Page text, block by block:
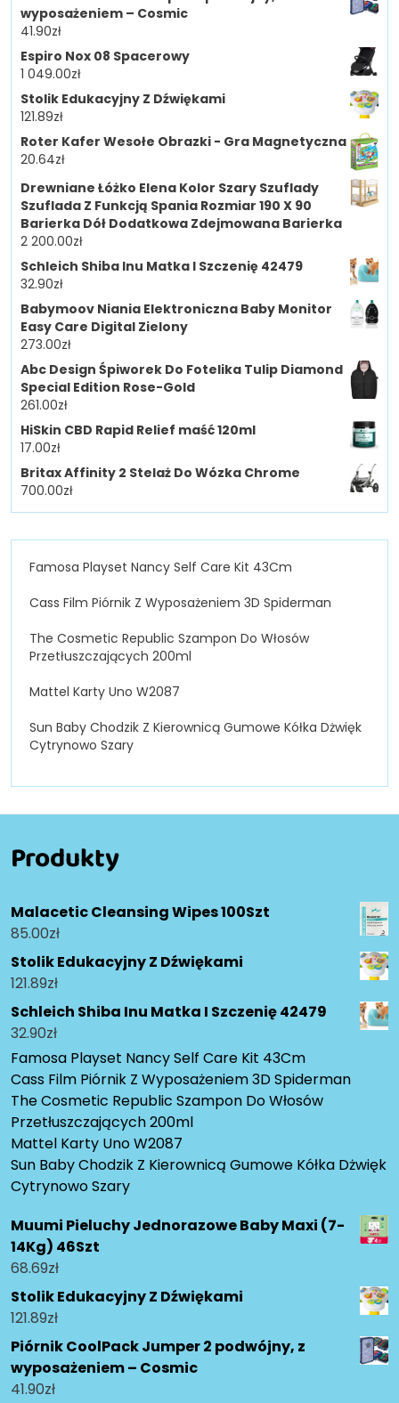
wyposażeniem – Cosmic
41.90zł
Espiro Nox 08 Spacerowy
1 049.00zł
Stolik Edukacyjny Z Dźwiękami
121.89zł
Roter Kafer Wesołe Obrazki - Gra Magnetyczna
20.64zł
Drewniane Łóżko Elena Kolor Szary Szuflady
Szuflada Z Funkcją Spania Rozmiar 190 X 90
Barierka Dół Dodatkowa Zdejmowana Barierka
2 200.00zł
Schleich Shiba Inu Matka I Szczenię 42479
32.90zł
Babymoov Niania Elektroniczna Baby Monitor
Easy Care Digital Zielony
273.00zł
Abc Design Śpiworek Do Fotelika Tulip Diamond
Special Edition Rose-Gold
261.00zł
HiSkin CBD Rapid Relief maść 120ml
17.00zł
Britax Affinity 2 Stelaż Do Wózka Chrome
700.00zł
Famosa Playset Nancy Self Care Kit 43Cm
Cass Film Piórnik Z Wyposażeniem 3D Spiderman
The Cosmetic Republic Szampon Do Włosów
Przetłuszczających 200ml
Mattel Karty Uno W2087
Sun Baby Chodzik Z Kierownicą Gumowe Kółka Dżwięk
Cytrynowo Szary
Produkty
Malacetic Cleansing Wipes 100Szt
85.00zł
Stolik Edukacyjny Z Dźwiękami
121.89zł
Schleich Shiba Inu Matka I Szczenię 42479
32.90zł
Famosa Playset Nancy Self Care Kit 43Cm
Cass Film Piórnik Z Wyposażeniem 3D Spiderman
The Cosmetic Republic Szampon Do Włosów
Przetłuszczających 200ml
Mattel Karty Uno W2087
Sun Baby Chodzik Z Kierownicą Gumowe Kółka Dżwięk
Cytrynowo Szary
Muumi Pieluchy Jednorazowe Baby Maxi (7-
14Kg) 46Szt
68.69zł
Stolik Edukacyjny Z Dźwiękami
121.89zł
Piórnik CoolPack Jumper 2 podwójny, z
wyposażeniem – Cosmic
41.90zł